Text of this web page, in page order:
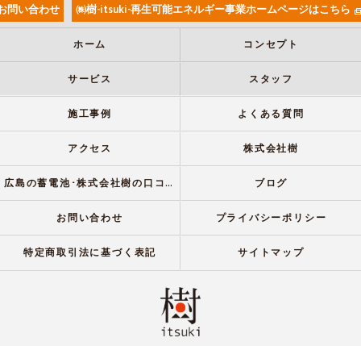
問い合わせ ㈱樹-itsuki-再生可能エネルギー事業ホームページはこちら
ホーム コンセプト
サービス スタッフ
施工事例 よくある質問
アクセス 株式会社樹
広島の蓄電池･株式会社樹の口コミ情報 ブログ
お問い合わせ プライバシーポリシー
特定商取引法に基づく表記 サイトマップ